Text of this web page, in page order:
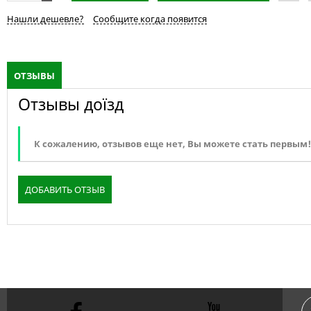
Нашли дешевле? Сообщите когда появится
ОТЗЫВЫ
Отзывы доїзд
К сожалению, отзывов еще нет, Вы можете стать первым!
ДОБАВИТЬ ОТЗЫВ